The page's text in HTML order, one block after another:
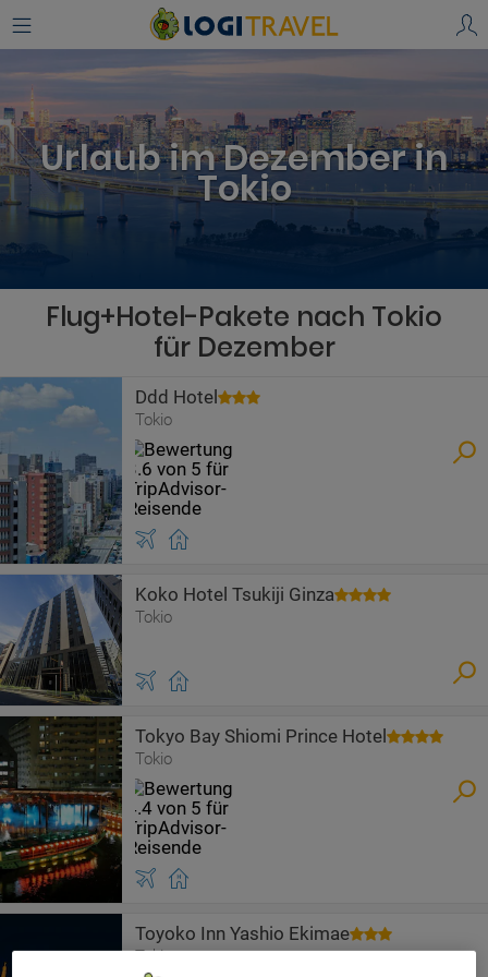
Urlaub im Dezember in
Tokio
Flug+Hotel-Pakete nach Tokio
für Dezember
Ddd Hotel
Tokio
Koko Hotel Tsukiji Ginza
Tokio
Tokyo Bay Shiomi Prince Hotel
Tokio
Toyoko Inn Yashio Ekimae
Tokio